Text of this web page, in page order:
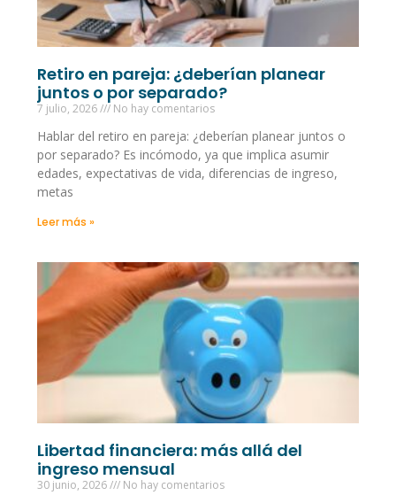
Retiro en pareja: ¿deberían planear
juntos o por separado?
7 julio, 2026 No hay comentarios
Hablar del retiro en pareja: ¿deberían planear juntos o
por separado? Es incómodo, ya que implica asumir
edades, expectativas de vida, diferencias de ingreso,
metas
Leer más »
Libertad financiera: más allá del
ingreso mensual
30 junio, 2026 No hay comentarios